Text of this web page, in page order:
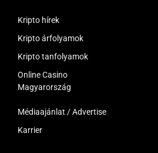
Kripto hírek
Kripto árfolyamok
Kripto tanfolyamok
Online Casino
Magyarország
Médiaajánlat / Advertise
Karrier